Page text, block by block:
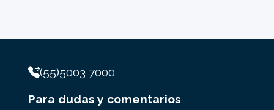
(55)5003 7000
Para dudas y comentarios